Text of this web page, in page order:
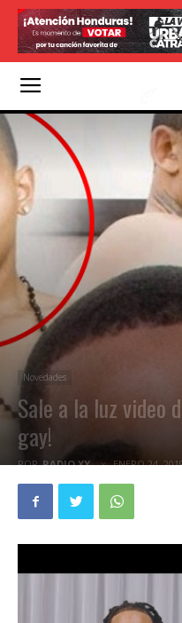
Novedades
Sale a la luz video
gay!
POR RADIO XY ENERO 24,